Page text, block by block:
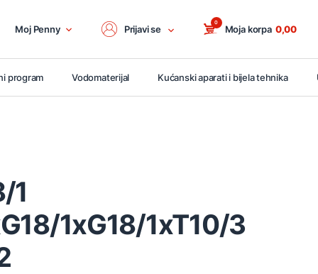
Moj Penny Prijavi se Moja korpa
0
0,00
program Vodomaterijal Kućanski aparati i bijela tehnika
1
1xG18/1xT10/3